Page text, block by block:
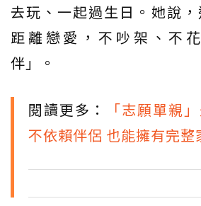
去玩、一起過生日。她說
距離戀愛，不吵架、不
伴」。
閱讀更多：
「志願單親
不依賴伴侶 也能擁有完整